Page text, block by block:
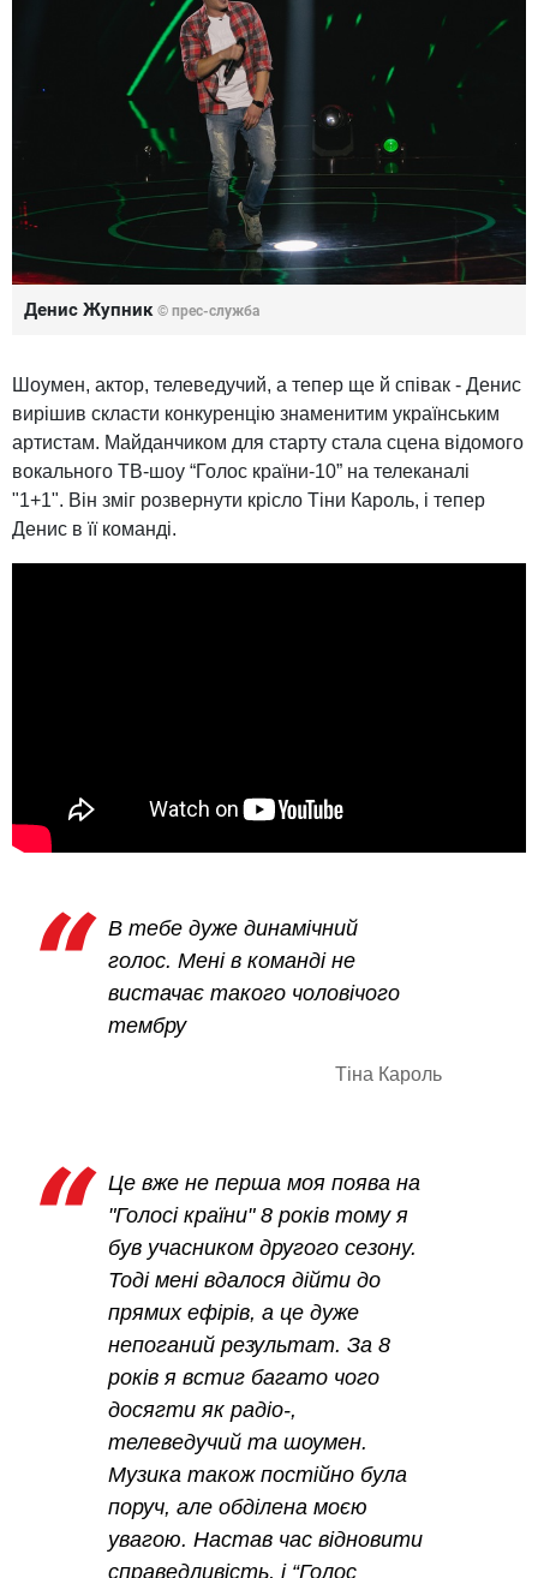
Денис Жупник © прес-служба
Шоумен, актор, телеведучий, а тепер ще й співак - Денис
вирішив скласти конкуренцію знаменитим українським
артистам. Майданчиком для старту стала сцена відомого
вокального ТВ-шоу “Голос країни-10” на телеканалі
"1+1". Він зміг розвернути крісло Тіни Кароль, і тепер
Денис в її команді.
В тебе дуже динамічний
голос. Мені в команді не
вистачає такого чоловічого
тембру
Тіна Кароль
Це вже не перша моя поява на
"Голосі країни" 8 років тому я
був учасником другого сезону.
Тоді мені вдалося дійти до
прямих ефірів, а це дуже
непоганий результат. За 8
років я встиг багато чого
досягти як радіо-,
телеведучий та шоумен.
Музика також постійно була
поруч, але обділена моєю
увагою. Настав час відновити
справедливість, і “Голос